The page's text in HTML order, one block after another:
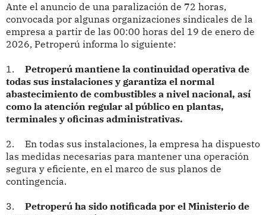
Ante el anuncio de una paralización de 72 horas,
convocada por algunas organizaciones sindicales de la
empresa a partir de las 00:00 horas del 19 de enero de
2026, Petroperú informa lo siguiente:
1.
Petroperú mantiene la continuidad operativa de
todas sus instalaciones y garantiza el normal
abastecimiento de combustibles a nivel nacional, así
como la atención regular al público en plantas,
terminales y oficinas administrativas.
2.
En todas sus instalaciones, la empresa ha dispuesto
las medidas necesarias para mantener una operación
segura y eficiente, en el marco de sus planos de
contingencia.
3.
Petroperú ha sido notificada por el Ministerio de